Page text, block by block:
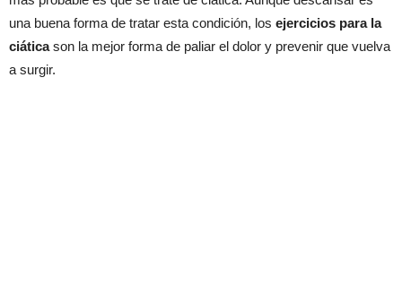
una buena forma de tratar esta condición, los ejercicios para la
ciáticason la mejor forma de paliar el dolor y prevenir que vuelva
a surgir.